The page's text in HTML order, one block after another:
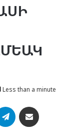
Less than a minute
Telegram